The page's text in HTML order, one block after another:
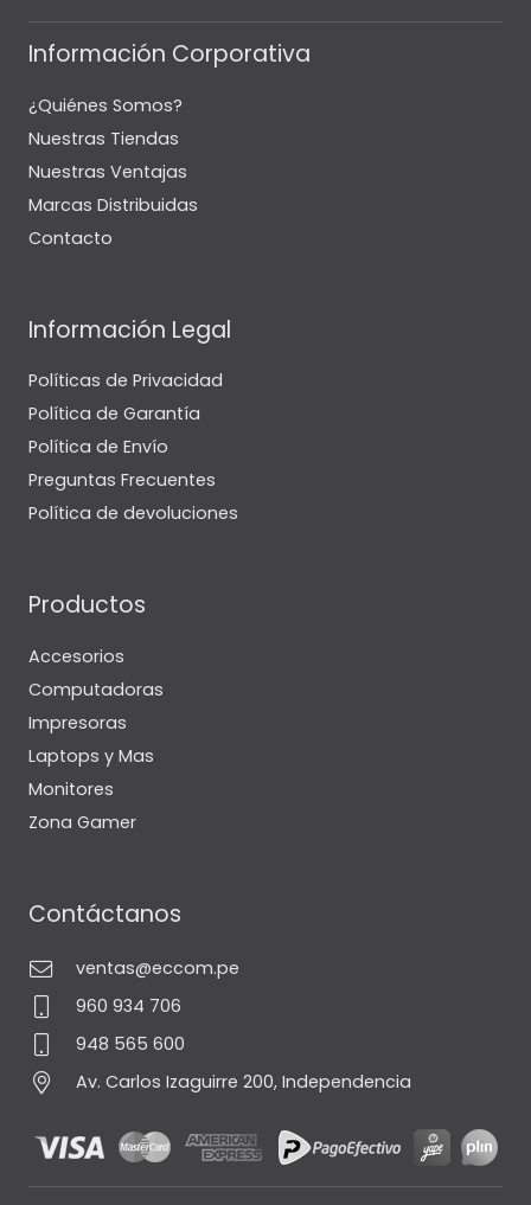
Información Corporativa
¿Quiénes Somos?
Nuestras Tiendas
Nuestras Ventajas
Marcas Distribuidas
Contacto
Información Legal
Políticas de Privacidad
Política de Garantía
Política de Envío
Preguntas Frecuentes
Política de devoluciones
Productos
Accesorios
Computadoras
Impresoras
Laptops y Mas
Monitores
Zona Gamer
Contáctanos
ventas@eccom.pe
960 934 706
948 565 600
Av. Carlos Izaguirre 200, Independencia